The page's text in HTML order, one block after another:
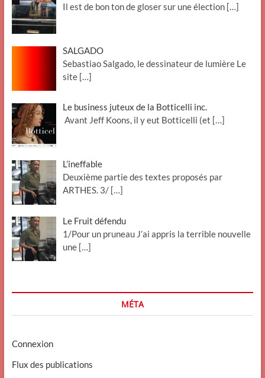
Il est de bon ton de gloser sur une élection […]
SALGADO
Sebastiao Salgado, le dessinateur de lumière Le
site […]
Le business juteux de la Botticelli inc.
Avant Jeff Koons, il y eut Botticelli (et […]
L’ineffable
Deuxième partie des textes proposés par
ARTHES. 3/ […]
Le Fruit défendu
1/Pour un pruneau J’ai appris la terrible nouvelle
une […]
MÉTA
Connexion
Flux des publications